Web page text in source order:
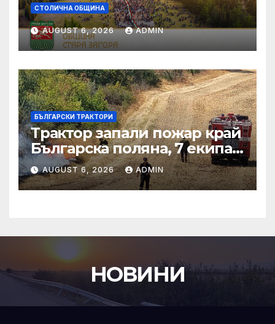
СТОЛИЧНА ОБЩИНА
AUGUST 6, 2026 ADMIN
БЪЛГАРСКИ ТРАКТОРИ
Трактор запали пожар край
Българска поляна, 7 екипа
гасят огъня
AUGUST 6, 2026 ADMIN
НОВИНИ